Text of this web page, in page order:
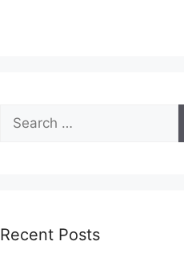
Search
for:
Recent Posts